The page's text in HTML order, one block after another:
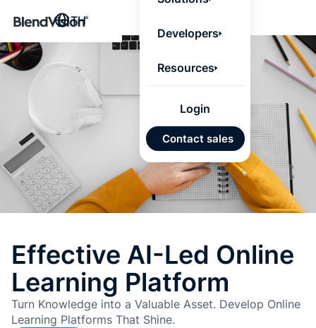
that turns
actions.
Learn
แผนพัฒ
บุคคล
เคลื่อน
คำตอบ
ได้จาก
นำเข้า
Developers
Resources
Login
Contact sales
TH
Effective AI-Led Online
Learning Platform
Turn Knowledge into a Valuable Asset. Develop Online
Learning Platforms That Shine.